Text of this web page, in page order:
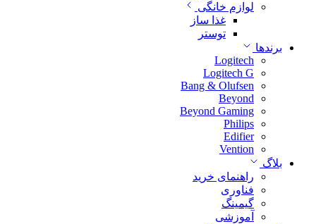
لوازم خانگی
غذا ساز
توستر
برندها
Logitech
Logitech G
Bang & Olufsen
Beyond
Beyond Gaming
Philips
Edifier
Vention
بلاگ
راهنمای خرید
فناوری
گیمینگ
آموزشی